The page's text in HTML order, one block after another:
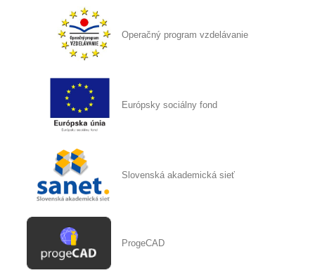
Operačný program vzdelávanie
Európsky sociálny fond
Slovenská akademická sieť
ProgeCAD